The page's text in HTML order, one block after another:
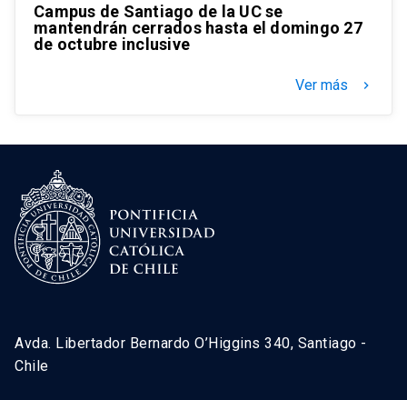
Campus de Santiago de la UC se
mantendrán cerrados hasta el domingo 27
de octubre inclusive
Ver más keyboard_arrow_right
Avda. Libertador Bernardo O’Higgins 340, Santiago -
Chile